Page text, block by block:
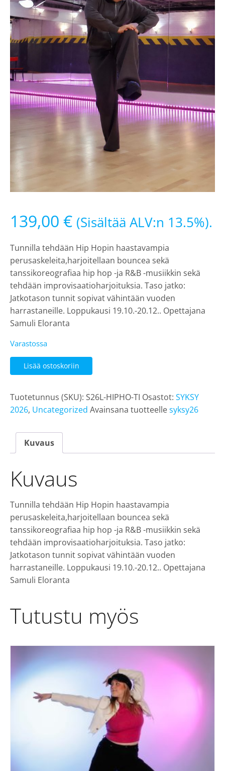
139,00 € (Sisältää ALV:n 13.5%).
Tunnilla tehdään Hip Hopin haastavampia
perusaskeleita,harjoitellaan bouncea sekä
tanssikoreografiaa hip hop -ja R&B -musiikkin sekä
tehdään improvisaatioharjoituksia. Taso jatko:
Jatkotason tunnit sopivat vähintään vuoden
harrastaneille. Loppukausi 19.10.-20.12.. Opettajana
Samuli Eloranta
Varastossa
Hop
loppukausi
ti
Samuli
Lisää ostoskoriin
Tuotetunnus (SKU): S26L-HIPHO-TI Osastot: SYKSY
2026, Uncategorized Avainsana tuotteellesyksy26
Kuvaus
Kuvaus
Tunnilla tehdään Hip Hopin haastavampia
perusaskeleita,harjoitellaan bouncea sekä
tanssikoreografiaa hip hop -ja R&B -musiikkin sekä
tehdään improvisaatioharjoituksia. Taso jatko:
Jatkotason tunnit sopivat vähintään vuoden
harrastaneille. Loppukausi 19.10.-20.12.. Opettajana
Samuli Eloranta
Tutustu myös